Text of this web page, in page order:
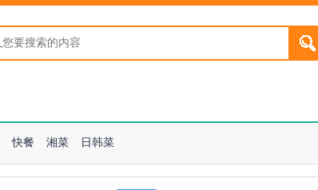
快餐 湘菜 日韩菜